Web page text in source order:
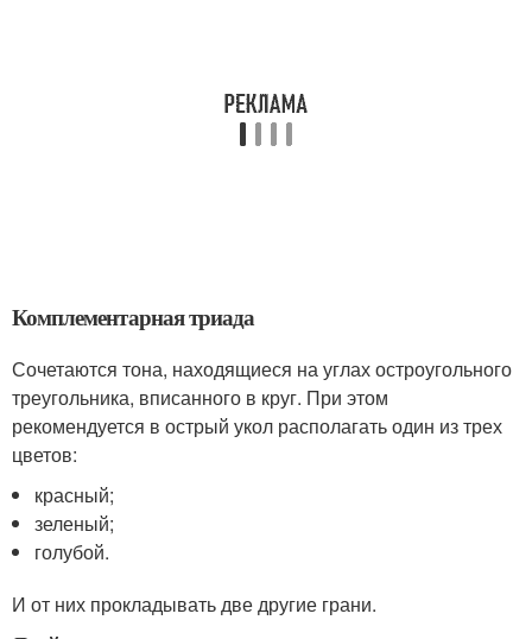
Комплементарная триада
Сочетаются тона, находящиеся на углах остроугольного
треугольника, вписанного в круг. При этом
рекомендуется в острый укол располагать один из трех
цветов:
красный;
зеленый;
голубой.
И от них прокладывать две другие грани.